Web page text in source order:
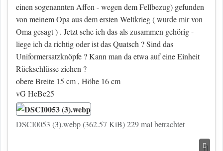
einen sogenannten Affen - wegen dem Fellbezug) gefunden
von meinem Opa aus dem ersten Weltkrieg ( wurde mir von
Oma gesagt ) . Jetzt sehe ich das als zusammen gehörig -
liege ich da richtig oder ist das Quatsch ? Sind das
Uniformersatzknöpfe ? Kann man da etwa auf eine Einheit
Rückschlüsse ziehen ?
obere Breite 15 cm , Höhe 16 cm
vG HeBe25
DSCI0053 (3).webp (362.57 KiB) 229 mal betrachtet